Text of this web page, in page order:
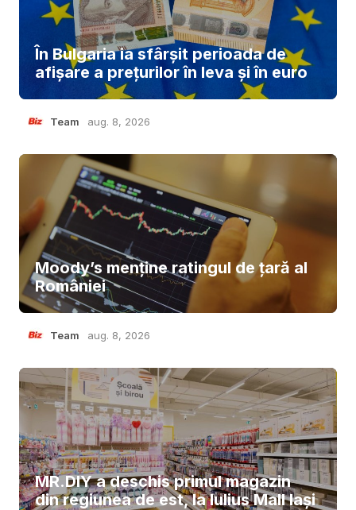
În Bulgaria ia sfârşit perioada de
afișare a prețurilor în ​​leva și în euro
Team aug. 8, 2026
Moody’s menține ratingul de țară al
României
Team aug. 8, 2026
MR.DIY a deschis primul magazin
din regiunea de est, la Iulius Mall Iași